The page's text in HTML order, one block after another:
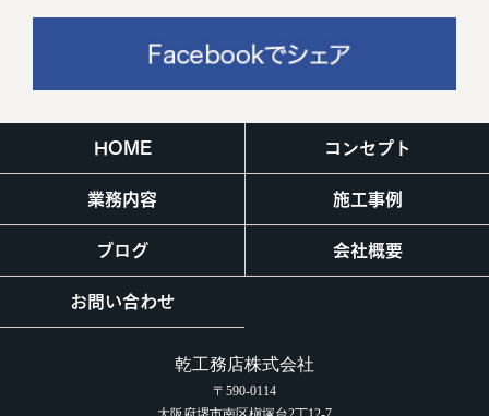
HOME コンセプト
業務内容 施工事例
ブログ 会社概要
お問い合わせ
乾工務店株式会社
〒590-0114